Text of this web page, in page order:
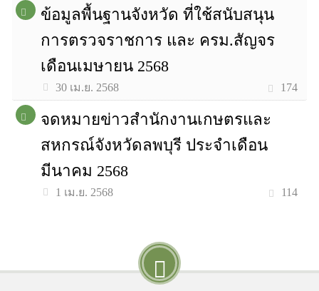
ข้อมูลพื้นฐานจังหวัด ที่ใช้สนับสนุน
การตรวจราชการ และ ครม.สัญจร
เดือนเมษายน 2568
30 เม.ย. 2568 174
จดหมายข่าวสำนักงานเกษตรและ
สหกรณ์จังหวัดลพบุรี ประจำเดือน
มีนาคม 2568
1 เม.ย. 2568 114